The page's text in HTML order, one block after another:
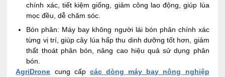
chính xác, tiết kiệm giống, giảm công lao động, giúp lúa
mọc đều, dễ chăm sóc.
Bón phân: Máy bay không người lái bón phân chính xác
từng vị trí, giúp cây lúa hấp thu dinh dưỡng tốt hơn, giảm
thất thoát phân bón, nâng cao hiệu quả sử dụng phân
bón.
AgriDrone cung cấp các dòng máy bay nông nghiệp